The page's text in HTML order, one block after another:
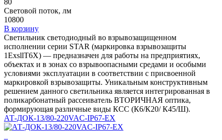
80
Световой поток, лм
10800
В корзину
Светильник светодиодный во взрывозащищенном
исполнении серии STAR (маркировка взрывозащиты
1ЕхsllT6X) — предназначен для работы на предприятиях,
объектах и в зонах со взрывоопасными средами и особыми
условиями эксплуатации в соответствии с присвоенной
маркировкой взрывозащиты. Уникальным конструктивным
решением данного светильника является интегрированная в
поликарбонатный рассеиватель ВТОРИЧНАЯ оптика,
формирующая различные виды КСС (К6/К20/ К45/Ш).
АТ-ДОК-13/80-220VAC-IP67-EX